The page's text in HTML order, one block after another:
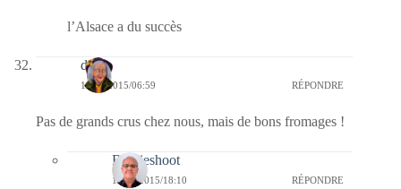
l’Alsace a du succès
dom
16/03/2015/06:59 RÉPONDRE
Pas de grands crus chez nous, mais de bons fromages !
Bernieshoot
17/03/2015/18:10 RÉPONDRE